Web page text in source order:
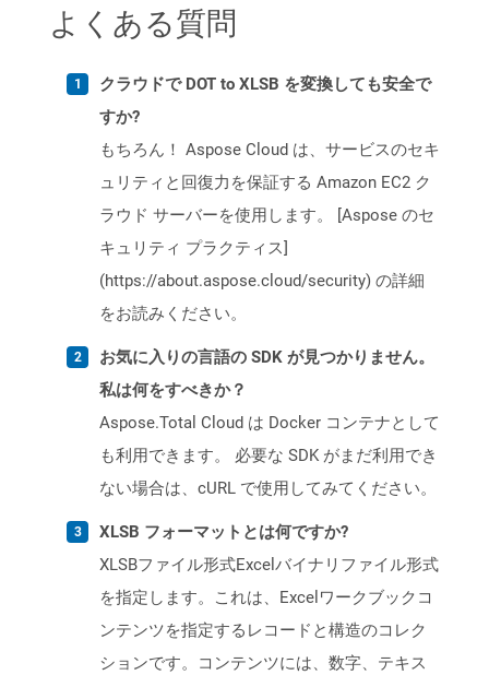
よくある質問
クラウドで DOT to XLSB を変換しても安全で
すか?
もちろん！ Aspose Cloud は、サービスのセキ
ュリティと回復力を保証する Amazon EC2 ク
ラウド サーバーを使用します。 [Aspose のセ
キュリティ プラクティス]
(https://about.aspose.cloud/security) の詳細
をお読みください。
お気に入りの言語の SDK が見つかりません。
私は何をすべきか？
Aspose.Total Cloud は Docker コンテナとして
も利用できます。 必要な SDK がまだ利用でき
ない場合は、cURL で使用してみてください。
XLSB フォーマットとは何ですか?
XLSBファイル形式Excelバイナリファイル形式
を指定します。これは、Excelワークブックコ
ンテンツを指定するレコードと構造のコレク
ションです。コンテンツには、数字、テキス